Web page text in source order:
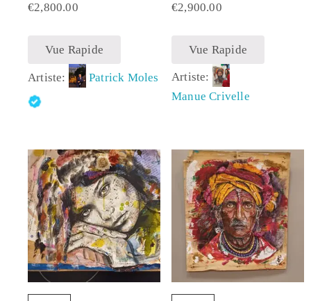
€2,800.00
Vue Rapide
Artiste: Patrick Moles
€2,900.00
Vue Rapide
Artiste:
Manue Crivelle